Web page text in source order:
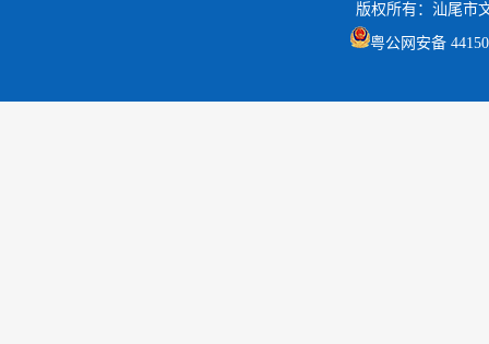
版权所有：汕尾市
粤公网安备